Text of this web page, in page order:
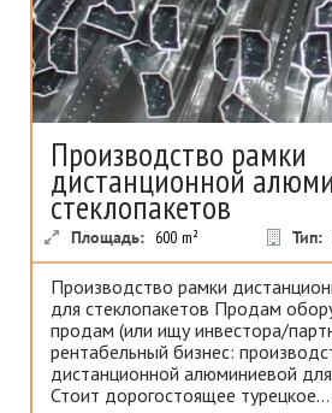
Производство рамки
дистанционной
стеклопакетов
Площадь: 600 m² Тип:
Производство рамки
для стеклопакетов Продам
продам (или ищу инвестора/
рентабельный бизнес:
дистанционной алюминиевой
Стоит дорогостоящее турецкое...